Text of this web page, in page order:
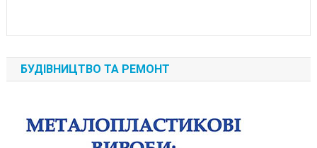
БУДІВНИЦТВО ТА РЕМОНТ